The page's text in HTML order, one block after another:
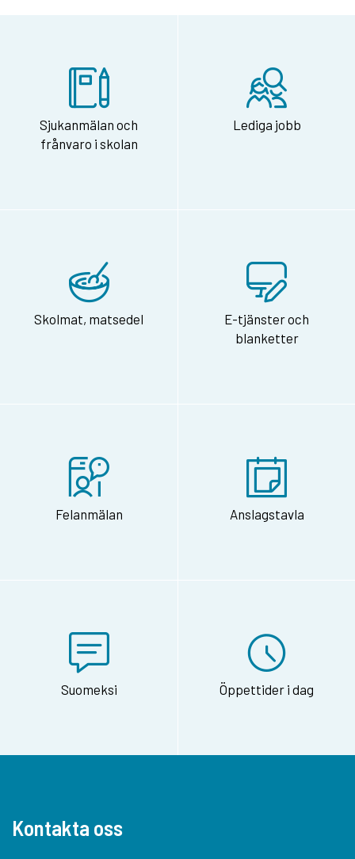
Sjukanmälan och
frånvaro i skolan
Lediga jobb
Skolmat, matsedel
E-tjänster och
blanketter
Felanmälan Anslagstavla
Suomeksi Öppettider i dag
Kontakta oss